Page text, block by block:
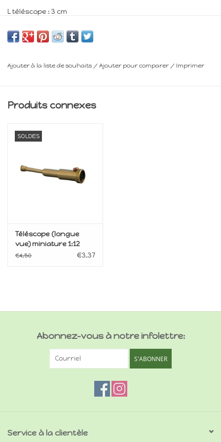
L téléscope : 3 cm
Minimum 14 ans
Ajouter à la liste de souhaits / Ajouter pour comparer / Imprimer
Produits connexes
SOLDES
Téléscope (longue
vue) miniature 1:12
€4,50 €3,37
Abonnez-vous à notre infolettre:
S'ABONNER
Service à la clientèle